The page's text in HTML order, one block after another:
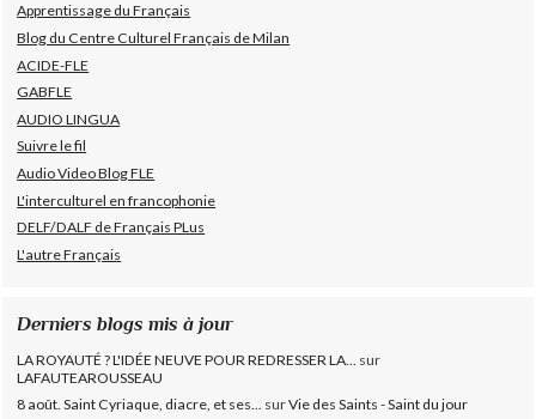
Apprentissage du Français
Blog du Centre Culturel Français de Milan
ACIDE-FLE
GABFLE
AUDIO LINGUA
Suivre le fil
Audio Video Blog FLE
L'interculturel en francophonie
DELF/DALF de Français PLus
L'autre Français
Derniers blogs mis à jour
LA ROYAUTÉ ? L'IDÉE NEUVE POUR REDRESSER LA...
sur
LAFAUTEAROUSSEAU
8 août. Saint Cyriaque, diacre, et ses... surVie des Saints - Saint du jour